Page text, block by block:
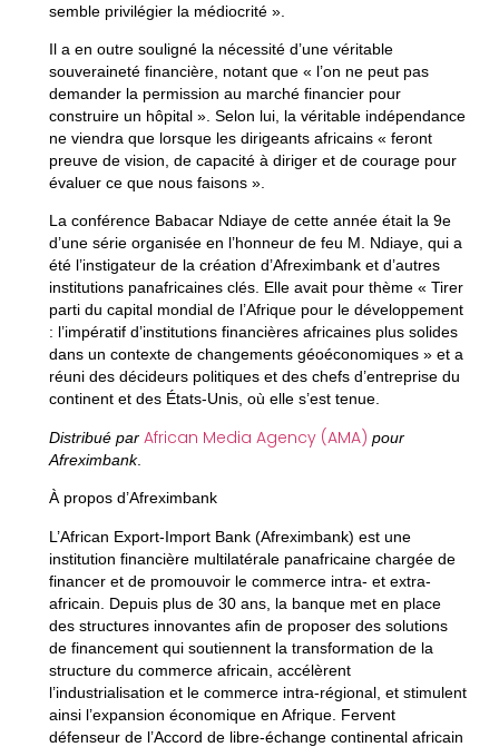
semble privilégier la médiocrité ».
Il a en outre souligné la nécessité d’une véritable
souveraineté financière, notant que « l’on ne peut pas
demander la permission au marché financier pour
construire un hôpital ». Selon lui, la véritable indépendance
ne viendra que lorsque les dirigeants africains « feront
preuve de vision, de capacité à diriger et de courage pour
évaluer ce que nous faisons ».
La conférence Babacar Ndiaye de cette année était la 9e
d’une série organisée en l’honneur de feu M. Ndiaye, qui a
été l’instigateur de la création d’Afreximbank et d’autres
institutions panafricaines clés. Elle avait pour thème « Tirer
parti du capital mondial de l’Afrique pour le développement
: l’impératif d’institutions financières africaines plus solides
dans un contexte de changements géoéconomiques » et a
réuni des décideurs politiques et des chefs d’entreprise du
continent et des États-Unis, où elle s’est tenue.
Distribué par African Media Agency (AMA) pour
Afreximbank.
À propos d’Afreximbank
L’African Export-Import Bank (Afreximbank) est une
institution financière multilatérale panafricaine chargée de
financer et de promouvoir le commerce intra- et extra-
africain. Depuis plus de 30 ans, la banque met en place
des structures innovantes afin de proposer des solutions
de financement qui soutiennent la transformation de la
structure du commerce africain, accélèrent
l’industrialisation et le commerce intra-régional, et stimulent
ainsi l’expansion économique en Afrique. Fervent
défenseur de l’Accord de libre-échange continental africain